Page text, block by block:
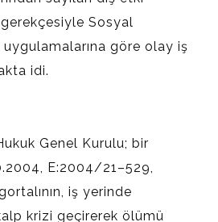
Sosyal
göre olay iş
idi.
Genel Kurulu; bir
E:2004/21–529,
iş yerinde
krizi geçirerek ölümü